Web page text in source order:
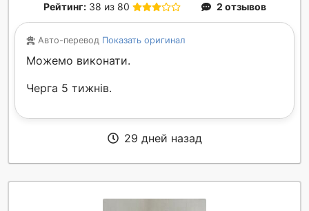
Рейтинг: 38 из 80 2 отзывов
Авто-перевод Показать оригинал
Можемо виконати.
Черга 5 тижнів.
29 дней назад